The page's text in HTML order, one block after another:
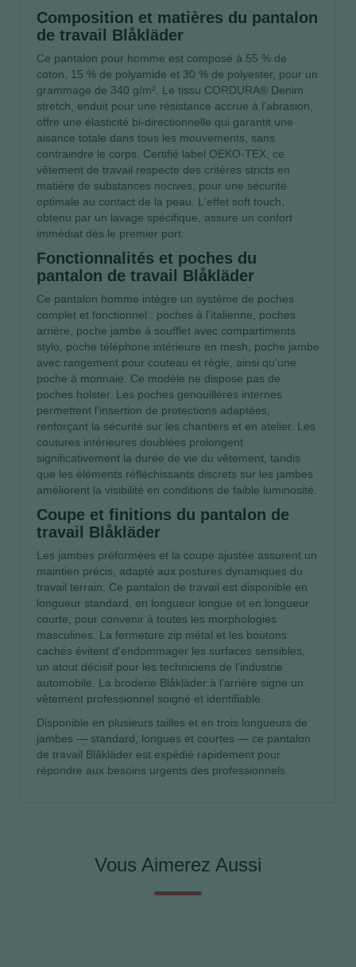
Composition et matières du pantalon
de travail Blåkläder
Ce pantalon pour homme est composé à 55 % de
coton, 15 % de polyamide et 30 % de polyester, pour un
grammage de 340 g/m². Le tissu CORDURA® Denim
stretch, enduit pour une résistance accrue à l'abrasion,
offre une élasticité bi-directionnelle qui garantit une
aisance totale dans tous les mouvements, sans
contraindre le corps. Certifié label OEKO-TEX, ce
vêtement de travail respecte des critères stricts en
matière de substances nocives, pour une sécurité
optimale au contact de la peau. L'effet soft touch,
obtenu par un lavage spécifique, assure un confort
immédiat dès le premier port.
Fonctionnalités et poches du
pantalon de travail Blåkläder
Ce pantalon homme intègre un système de poches
complet et fonctionnel : poches à l'italienne, poches
arrière, poche jambe à soufflet avec compartiments
stylo, poche téléphone intérieure en mesh, poche jambe
avec rangement pour couteau et règle, ainsi qu'une
poche à monnaie. Ce modèle ne dispose pas de
poches holster. Les poches genouillères internes
permettent l'insertion de protections adaptées,
renforçant la sécurité sur les chantiers et en atelier. Les
coutures intérieures doublées prolongent
significativement la durée de vie du vêtement, tandis
que les éléments réfléchissants discrets sur les jambes
améliorent la visibilité en conditions de faible luminosité.
Coupe et finitions du pantalon de
travail Blåkläder
Les jambes préformées et la coupe ajustée assurent un
maintien précis, adapté aux postures dynamiques du
travail terrain. Ce pantalon de travail est disponible en
longueur standard, en longueur longue et en longueur
courte, pour convenir à toutes les morphologies
masculines. La fermeture zip métal et les boutons
cachés évitent d'endommager les surfaces sensibles,
un atout décisif pour les techniciens de l'industrie
automobile. La broderie Blåkläder à l'arrière signe un
vêtement professionnel soigné et identifiable.
Disponible en plusieurs tailles et en trois longueurs de
jambes — standard, longues et courtes — ce pantalon
de travail Blåkläder est expédié rapidement pour
répondre aux besoins urgents des professionnels.
Vous Aimerez Aussi